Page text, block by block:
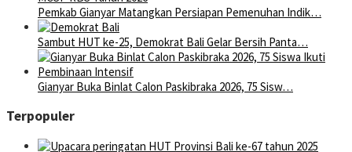
Pemkab Gianyar Matangkan Persiapan Pemenuhan Indik…
Sambut HUT ke-25, Demokrat Bali Gelar Bersih Panta…
Gianyar Buka Binlat Calon Paskibraka 2026, 75 Sisw…
Terpopuler